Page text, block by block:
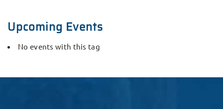
Upcoming Events
No events with this tag